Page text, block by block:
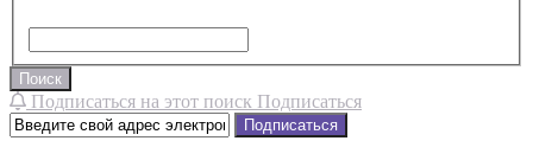
Поиск
Подписаться на этот поиск Подписаться
Подписаться